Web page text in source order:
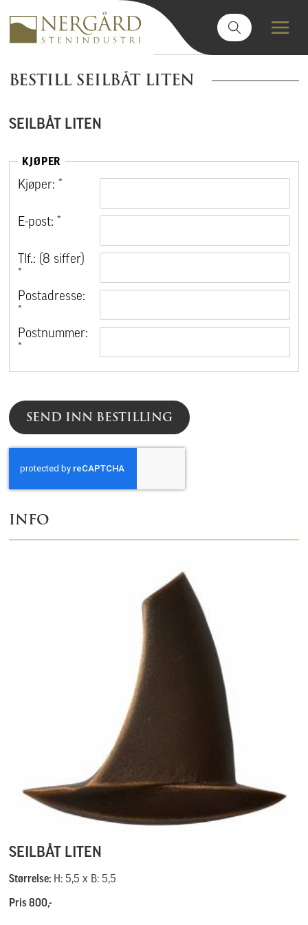
INFO
SEILBÅT LITEN
Størrelse: H: 5,5 x B: 5,5
Pris 800,-
BESTILL SEILBÅT LITEN
SEILBÅT LITEN
KJØPER
Kjøper: *
E-post: *
Tlf.: (8 siffer)
Postadresse:
Postnummer:
SEND INN BESTILLING